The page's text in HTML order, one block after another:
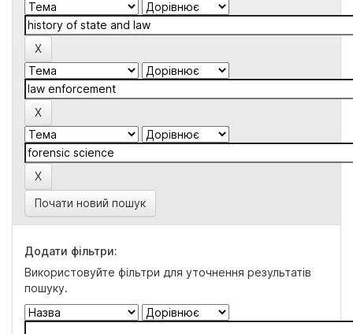
Почати новий пошук
Додати фільтри:
Використовуйте фільтри для уточнення результатів
пошуку.